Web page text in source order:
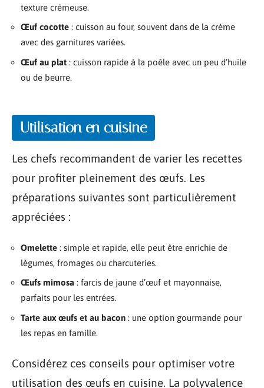
texture crémeuse.
Œuf cocotte : cuisson au four, souvent dans de la crème
avec des garnitures variées.
Œuf au plat : cuisson rapide à la poêle avec un peu d’huile
ou de beurre.
Utilisation en cuisine
Les chefs recommandent de varier les recettes
pour profiter pleinement des œufs. Les
préparations suivantes sont particulièrement
appréciées :
Omelette : simple et rapide, elle peut être enrichie de
légumes, fromages ou charcuteries.
Œufs mimosa : farcis de jaune d’œuf et mayonnaise,
parfaits pour les entrées.
Tarte aux œufs et au bacon : une option gourmande pour
les repas en famille.
Considérez ces conseils pour optimiser votre
utilisation des œufs en cuisine. La polyvalence